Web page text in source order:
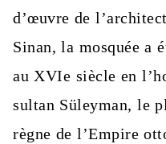
d’œuvre de
Sinan, la mosquée a
au XVIe siècle en
sultan Süleyman, le
règne de l’Empire